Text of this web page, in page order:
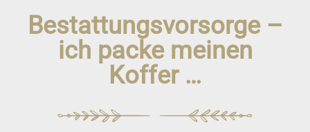
Bestattungsvorsorge –
ich packe meinen
Koffer …